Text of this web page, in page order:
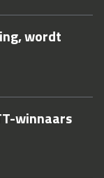
wordt
winnaars